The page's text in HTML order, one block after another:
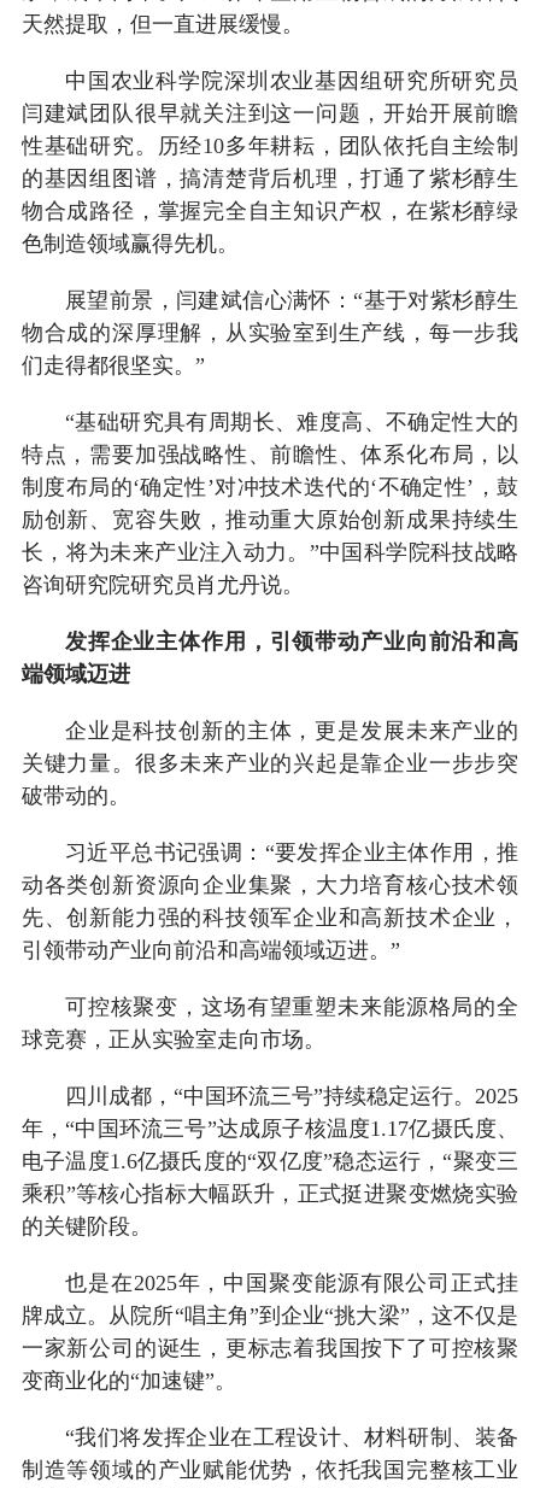
天然提取，但一直进展缓慢。
中国农业科学院深圳农业基因组研究所研究员
闫建斌团队很早就关注到这一问题，开始开展前瞻
性基础研究。历经10多年耕耘，团队依托自主绘制
的基因组图谱，搞清楚背后机理，打通了紫杉醇生
物合成路径，掌握完全自主知识产权，在紫杉醇绿
色制造领域赢得先机。
展望前景，闫建斌信心满怀：“基于对紫杉醇生
物合成的深厚理解，从实验室到生产线，每一步我
们走得都很坚实。”
“基础研究具有周期长、难度高、不确定性大的
特点，需要加强战略性、前瞻性、体系化布局，以
制度布局的‘确定性’对冲技术迭代的‘不确定性’，鼓
励创新、宽容失败，推动重大原始创新成果持续生
长，将为未来产业注入动力。”中国科学院科技战略
咨询研究院研究员肖尤丹说。
发挥企业主体作用，引领带动产业向前沿和高
端领域迈进
企业是科技创新的主体，更是发展未来产业的
关键力量。很多未来产业的兴起是靠企业一步步突
破带动的。
习近平总书记强调：“要发挥企业主体作用，推
动各类创新资源向企业集聚，大力培育核心技术领
先、创新能力强的科技领军企业和高新技术企业，
引领带动产业向前沿和高端领域迈进。”
可控核聚变，这场有望重塑未来能源格局的全
球竞赛，正从实验室走向市场。
四川成都，“中国环流三号”持续稳定运行。2025
年，“中国环流三号”达成原子核温度1.17亿摄氏度、
电子温度1.6亿摄氏度的“双亿度”稳态运行，“聚变三
乘积”等核心指标大幅跃升，正式挺进聚变燃烧实验
的关键阶段。
也是在2025年，中国聚变能源有限公司正式挂
牌成立。从院所“唱主角”到企业“挑大梁”，这不仅是
一家新公司的诞生，更标志着我国按下了可控核聚
变商业化的“加速键”。
“我们将发挥企业在工程设计、材料研制、装备
制造等领域的产业赋能优势，依托我国完整核工业